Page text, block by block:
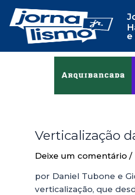
e
Verticalização
Deixe um comentário /
por Daniel Tubone e
verticalização, que